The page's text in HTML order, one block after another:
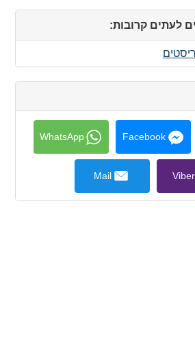
לעתים קרובות:
to
contents
Facebook
WhatsApp
Viber
Mail